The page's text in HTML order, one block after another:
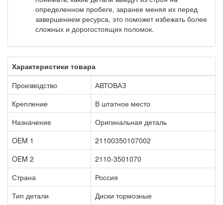
определенном пробеге, заранее меняя их перед
завершением ресурса, это поможет избежать более
сложных и дорогостоящих поломок.
Характеристики товара
Производство
АВТОВАЗ
Крепление
В штатное место
Назначение
Оригинальная деталь
OEM 1
21100350107002
OEM 2
2110-3501070
Страна
Россия
Тип детали
Диски тормозные